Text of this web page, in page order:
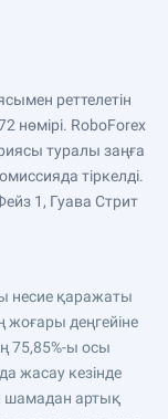
реттелетін
нөмірі. RoboForex
туралы заңға
тіркелді.
1, Гуава Стрит
несие қаражаты
жоғары деңгейіне
75,85%-ы осы
жасау кезінде
шамадан артық